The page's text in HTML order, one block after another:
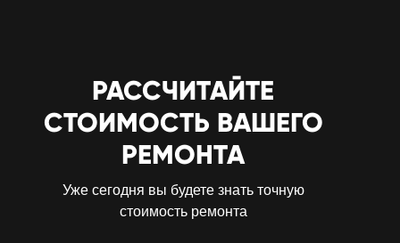
Уже сегодня вы будете знать точную
стоимость ремонта
РАССЧИТАЙТЕ
СТОИМОСТЬ ВАШЕГО
РЕМОНТА